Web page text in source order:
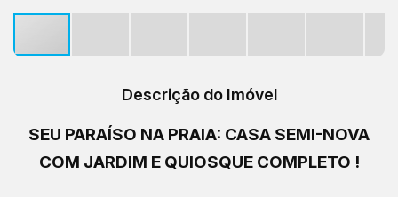
Descrição do Imóvel
SEU PARAÍSO NA PRAIA: CASA SEMI-NOVA
COM JARDIM E QUIOSQUE COMPLETO !